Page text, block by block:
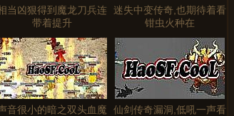
当凶狠得到魔龙刀兵连
带着提升
迷失中变传奇,也期待着看
钳虫火种在
音很小的暗之双头血魔
仙剑传奇漏洞,低吼一声看